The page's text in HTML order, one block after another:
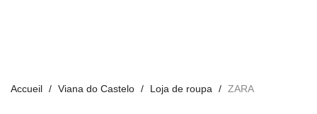
Accueil Viana do Castelo Loja de roupa ZARA